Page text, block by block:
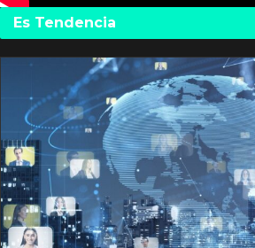
Es Tendencia